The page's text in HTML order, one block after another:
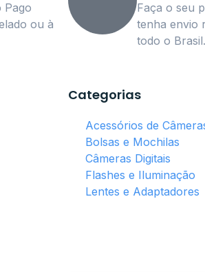
Pago
ou à
Faça o seu
tenha envio
todo o Brasil.
Categorias
Acessórios de
Bolsas e Mochilas
Câmeras Digitais
Flashes e Iluminação
Lentes e Adaptadores